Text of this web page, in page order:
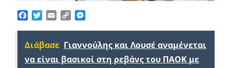
Facebook
TwitterEmailCopy
Διάβασε Γιαννούλης και Λουσέ αναμένεται
να είναι βασικοί στη ρεβάνς του ΠΑΟΚ με